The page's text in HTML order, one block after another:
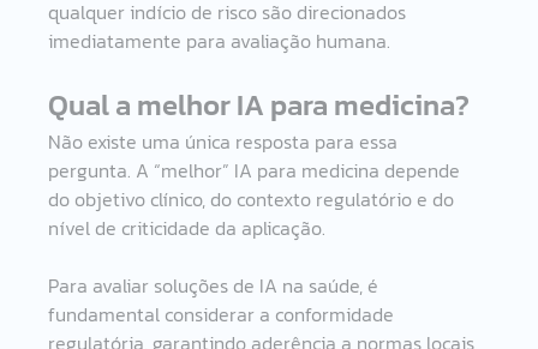
qualquer indício de risco são direcionados
imediatamente para avaliação humana.
Qual a melhor IA para medicina?
Não existe uma única resposta para essa
pergunta. A “melhor” IA para medicina depende
do objetivo clínico, do contexto regulatório e do
nível de criticidade da aplicação.
Para avaliar soluções de IA na saúde, é
fundamental considerar a conformidade
regulatória, garantindo aderência a normas locais